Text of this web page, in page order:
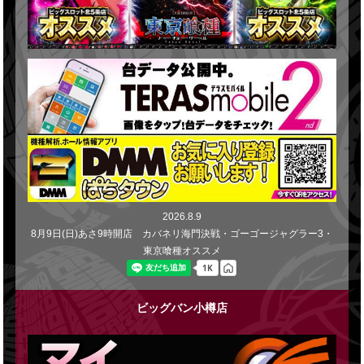
2026.8.9
8月9日(日)あさ9時開店 カバネリ海門決戦・ゴーゴージャグラー3・
東京喰種オススメ
ビッグバン小樽店